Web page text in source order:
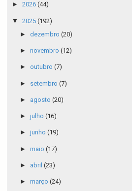
► 2026 (44)
▼ 2025 (192)
► dezembro (20)
► novembro (12)
► outubro (7)
► setembro (7)
► agosto (20)
► julho (16)
► junho (19)
► maio (17)
► abril (23)
► março (24)